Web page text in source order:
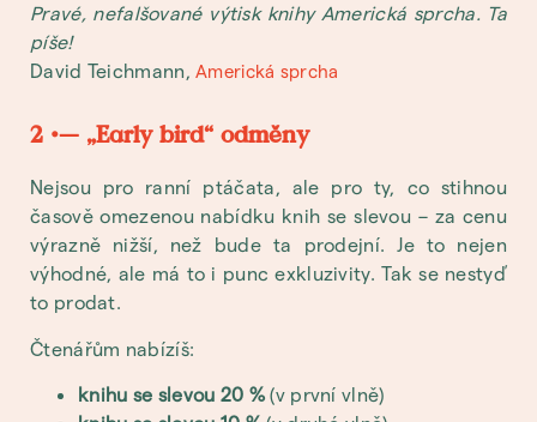
Pravé, nefalšované výtisk knihy Americká sprcha. Ta
píše!
David Teichmann,Americká sprcha
2 •— „Early bird“ odměny
Nejsou pro ranní ptáčata, ale pro ty, co stihnou
časově omezenou nabídku knih se slevou – za cenu
výrazně nižší, než bude ta prodejní. Je to nejen
výhodné, ale má to i punc exkluzivity. Tak se nestyď
to prodat.
Čtenářům nabízíš:
knihu se slevou 20 %(v první vlně)